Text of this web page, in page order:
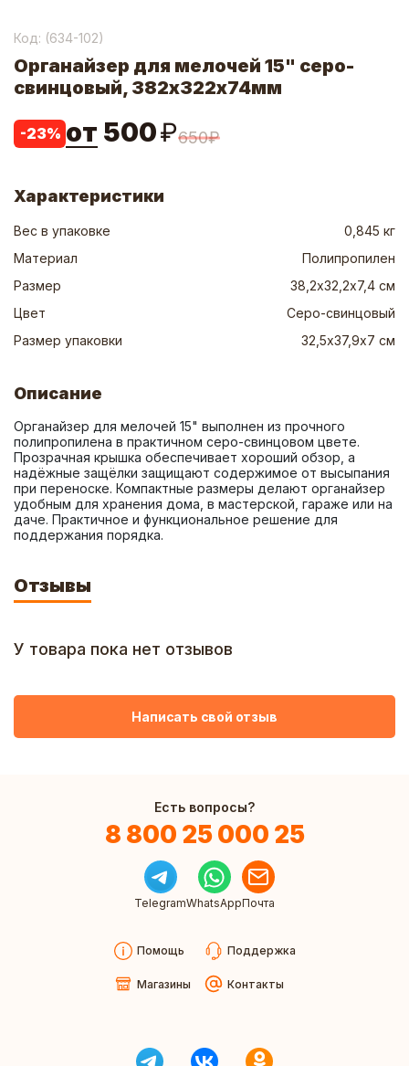
Код: (634-102)
Органайзер для мелочей 15" серо-
свинцовый, 382х322х74мм
-23% от 500₽650₽
Характеристики
Вес в упаковке
0,845 кг
Материал
Полипропилен
Размер
38,2х32,2х7,4 см
Цвет
Серо-свинцовый
Размер упаковки
32,5х37,9х7 см
Описание
Органайзер для мелочей 15" выполнен из прочного
полипропилена в практичном серо-свинцовом цвете.
Прозрачная крышка обеспечивает хороший обзор, а
надёжные защёлки защищают содержимое от высыпания
при переноске. Компактные размеры делают органайзер
удобным для хранения дома, в мастерской, гараже или на
даче. Практичное и функциональное решение для
поддержания порядка.
Отзывы
У товара пока нет отзывов
Написать свой отзыв
Есть вопросы?
8 800 25 000 25
TelegramWhatsAppПочта
Помощь Поддержка
Магазины Контакты